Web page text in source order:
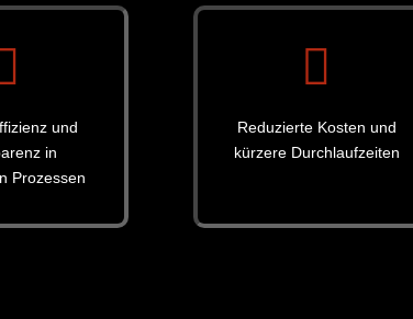
und
in
Prozessen

Reduzierte Kosten und
kürzere Durchlaufzeiten